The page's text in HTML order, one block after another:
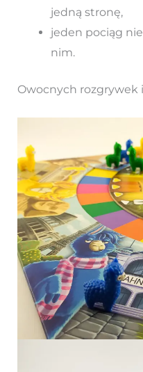
jedną stronę,
jeden pociąg
nim.
Owocnych rozgrywek